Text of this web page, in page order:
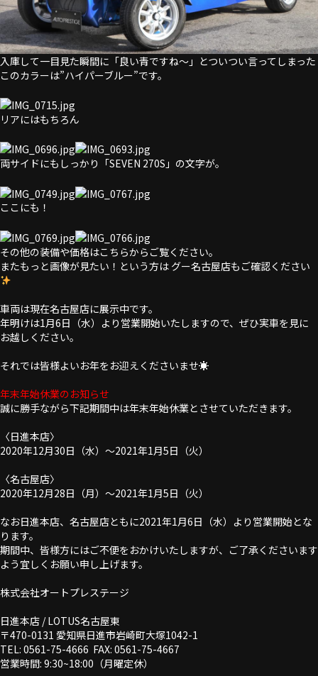
入庫して一目見た瞬間に「良い青ですね～」とついつい言ってしまった
このカラーは”ハイパーブルー”です。
リアにはもちろん
両サイドにもしっかり「SEVEN 270S 」の文字が。
ここにも！
その他の装備や価格はこちらからご覧ください。
またもっと画像が見たい！という方は グー名古屋店もご確認ください
車両は現在名古屋店に展示中です。
年明けは1月6日（水）より営業開始いたしますので、ぜひ実車を見に
お越しください。
それでは皆様よいお年をお迎えくださいませ☀
年末年始休業のお知らせ
誠に勝手ながら下記期間中は年末年始休業とさせていただきます。
〈日進本店〉
2020年12月30日（水）～2021年1月5日（火）
〈名古屋店〉
2020年12月28日（月）～2021年1月5日（火）
なお日進本店、名古屋店ともに2021年1月6日（水）より営業開始とな
ります。
期間中、皆様方にはご不便をおかけいたしますが、ご了承くださいます
よう宜しくお願い申し上げます。
株式会社オートプレステージ
日進本店 / LOTUS名古屋東
〒470-0131 愛知県日進市岩崎町大塚1042-1
TEL: 0561-75-4666 FAX: 0561-75-4667
営業時間: 9:30~18:00（月曜定休）